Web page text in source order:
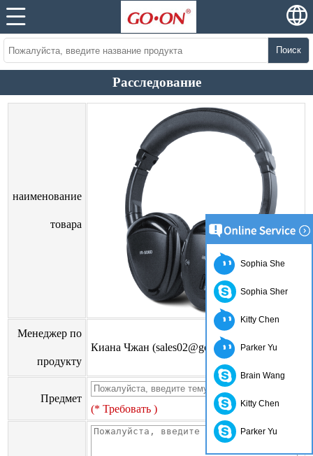
Поиск
Расследование
наименование
товара
Менеджер по
продукту
Киана Чжан (sales02@go-on.cn)
Предмет
(* Требовать )
Sophia She
Sophia Sher
Kitty Chen
Parker Yu
Brain Wang
Kitty Chen
Parker Yu